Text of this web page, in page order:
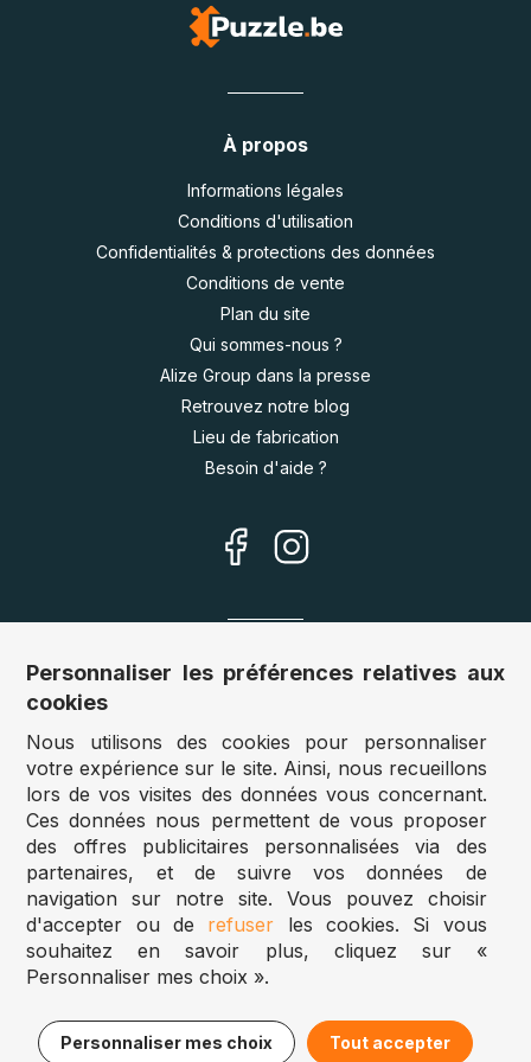
11,50€ Ajouter au panier
À propos
Informations légales
Conditions d'utilisation
Confidentialités & protections des données
Conditions de vente
Plan du site
Qui sommes-nous ?
Alize Group dans la presse
Retrouvez notre blog
Lieu de fabrication
Besoin d'aide ?
Nos sites
Autriche :www.puzzle.at
Belgique :www.puzzle.be
Royaume Uni :
www.jigsawpuzzle.co.uk
Accès revendeurs / détaillants
Vous avez un magasin ?
Vous souhaitez accéder à nos prix revendeurs ?
Puzzle.be 2025
Personnaliser les préférences relatives aux
cookies
Nous utilisons des cookies pour personnaliser
votre expérience sur le site. Ainsi, nous recueillons
lors de vos visites des données vous concernant.
Ces données nous permettent de vous proposer
des offres publicitaires personnalisées via des
partenaires, et de suivre vos données de
navigation sur notre site. Vous pouvez choisir
d'accepter ou de refuser les cookies. Si vous
souhaitez en savoir plus, cliquez sur «
Personnaliser mes choix ».
Personnaliser mes choix Tout accepter